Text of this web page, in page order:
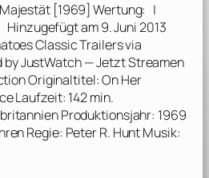
[1969] Wertung: |
am 9. Juni 2013
Classic Trailers via
by JustWatch — Jetzt Streamen
Originaltitel: On Her
Laufzeit: 142 min.
Produktionsjahr: 1969
Regie: Peter R. Hunt Musik: